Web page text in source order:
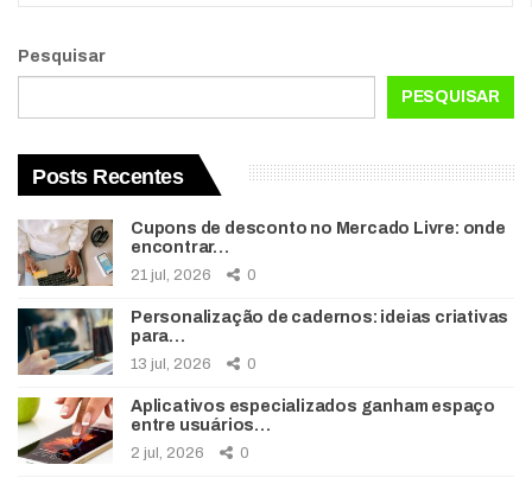
Pesquisar
PESQUISAR
Posts Recentes
Cupons de desconto no Mercado Livre: onde
encontrar…
21 jul, 2026 0
Personalização de cadernos: ideias criativas
para…
13 jul, 2026 0
Aplicativos especializados ganham espaço
entre usuários…
2 jul, 2026 0